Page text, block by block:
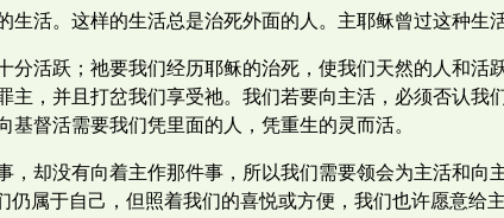
生活。这样的生活总是治死外面的人。主耶稣曾过这种生
分活跃；祂要我们经历耶稣的治死，使我们天然的人和
主，并且打岔我们享受祂。我们若要向主活，必须否认
基督活需要我们凭里面的人，凭重生的灵而活。
，却没有向着主作那件事，所以我们需要领会为主活和向
仍属于自己，但照着我们的喜悦或方便，我们也许愿意